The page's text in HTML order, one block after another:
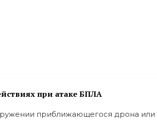
при атаке БПЛА
приближающегося дрона или